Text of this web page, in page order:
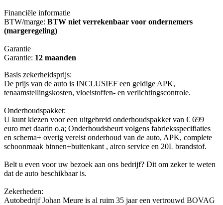
Financiële informatie
BTW/marge: BTW niet verrekenbaar voor ondernemers
(margeregeling)
Garantie
Garantie: 12 maanden
Basis zekerheidsprijs:
De prijs van de auto is INCLUSIEF een geldige APK,
tenaamstellingskosten, vloeistoffen- en verlichtingscontrole.
Onderhoudspakket:
U kunt kiezen voor een uitgebreid onderhoudspakket van € 699
euro met daarin o.a; Onderhoudsbeurt volgens fabrieksspecifiaties
en schema+ overig vereist onderhoud van de auto, APK, complete
schoonmaak binnen+buitenkant , airco service en 20L brandstof.
Belt u even voor uw bezoek aan ons bedrijf? Dit om zeker te weten
dat de auto beschikbaar is.
Zekerheden:
Autobedrijf Johan Meure is al ruim 35 jaar een vertrouwd BOVAG